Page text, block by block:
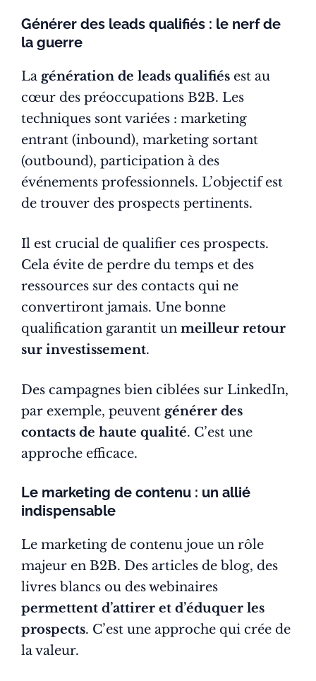
Générer des leads qualifiés : le nerf de
la guerre
La génération de leads qualifiés est au
cœur des préoccupations B2B. Les
techniques sont variées : marketing
entrant (inbound), marketing sortant
(outbound), participation à des
événements professionnels. L’objectif est
de trouver des prospects pertinents.
Il est crucial de qualifier ces prospects.
Cela évite de perdre du temps et des
ressources sur des contacts qui ne
convertiront jamais. Une bonne
qualification garantit un meilleur retour
sur investissement.
Des campagnes bien ciblées sur LinkedIn,
par exemple, peuvent générer des
contacts de haute qualité. C’est une
approche efficace.
Le marketing de contenu : un allié
indispensable
Le marketing de contenu joue un rôle
majeur en B2B. Des articles de blog, des
livres blancs ou des webinaires
permettent d’attirer et d’éduquer les
prospects. C’est une approche qui crée de
la valeur.